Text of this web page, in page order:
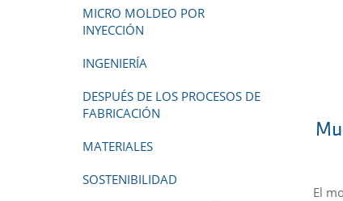
MICRO MOLDEO POR
INYECCIÓN
INGENIERÍA
DESPUÉS DE LOS PROCESOS DE
FABRICACIÓN
MATERIALES
SOSTENIBILIDAD
El